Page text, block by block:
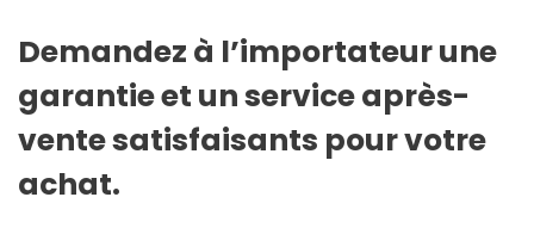
Demandez à l’importateur une
garantie et un service après-
vente satisfaisants pour votre
achat.